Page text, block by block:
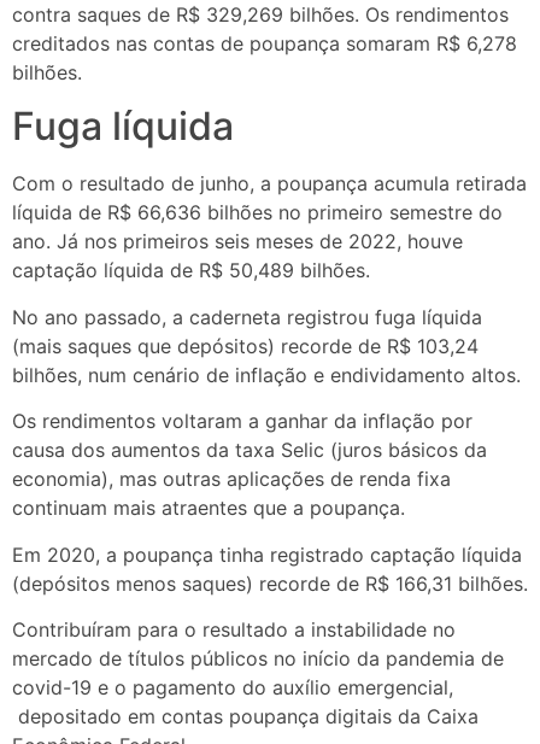
contra saques de R$ 329,269 bilhões. Os rendimentos
creditados nas contas de poupança somaram R$ 6,278
bilhões.
Fuga líquida
Com o resultado de junho, a poupança acumula retirada
líquida de R$ 66,636 bilhões no primeiro semestre do
ano. Já nos primeiros seis meses de 2022, houve
captação líquida de R$ 50,489 bilhões.
No ano passado, a caderneta registrou fuga líquida
(mais saques que depósitos) recorde de R$ 103,24
bilhões, num cenário de inflação e endividamento altos.
Os rendimentos voltaram a ganhar da inflação por
causa dos aumentos da taxa Selic (juros básicos da
economia), mas outras aplicações de renda fixa
continuam mais atraentes que a poupança.
Em 2020, a poupança tinha registrado captação líquida
(depósitos menos saques) recorde de R$ 166,31 bilhões.
Contribuíram para o resultado a instabilidade no
mercado de títulos públicos no início da pandemia de
covid-19 e o pagamento do auxílio emergencial,
depositado em contas poupança digitais da Caixa